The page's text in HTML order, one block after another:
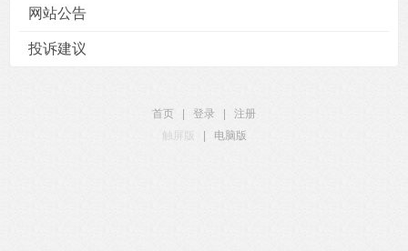
网站公告
投诉建议
首页 登录
注册
触屏版
电脑版